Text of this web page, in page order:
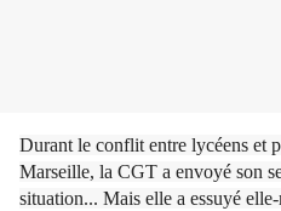
Durant le conflit entre lycéens et
Marseille, la CGT a envoyé son
situation... Mais elle a essuyé